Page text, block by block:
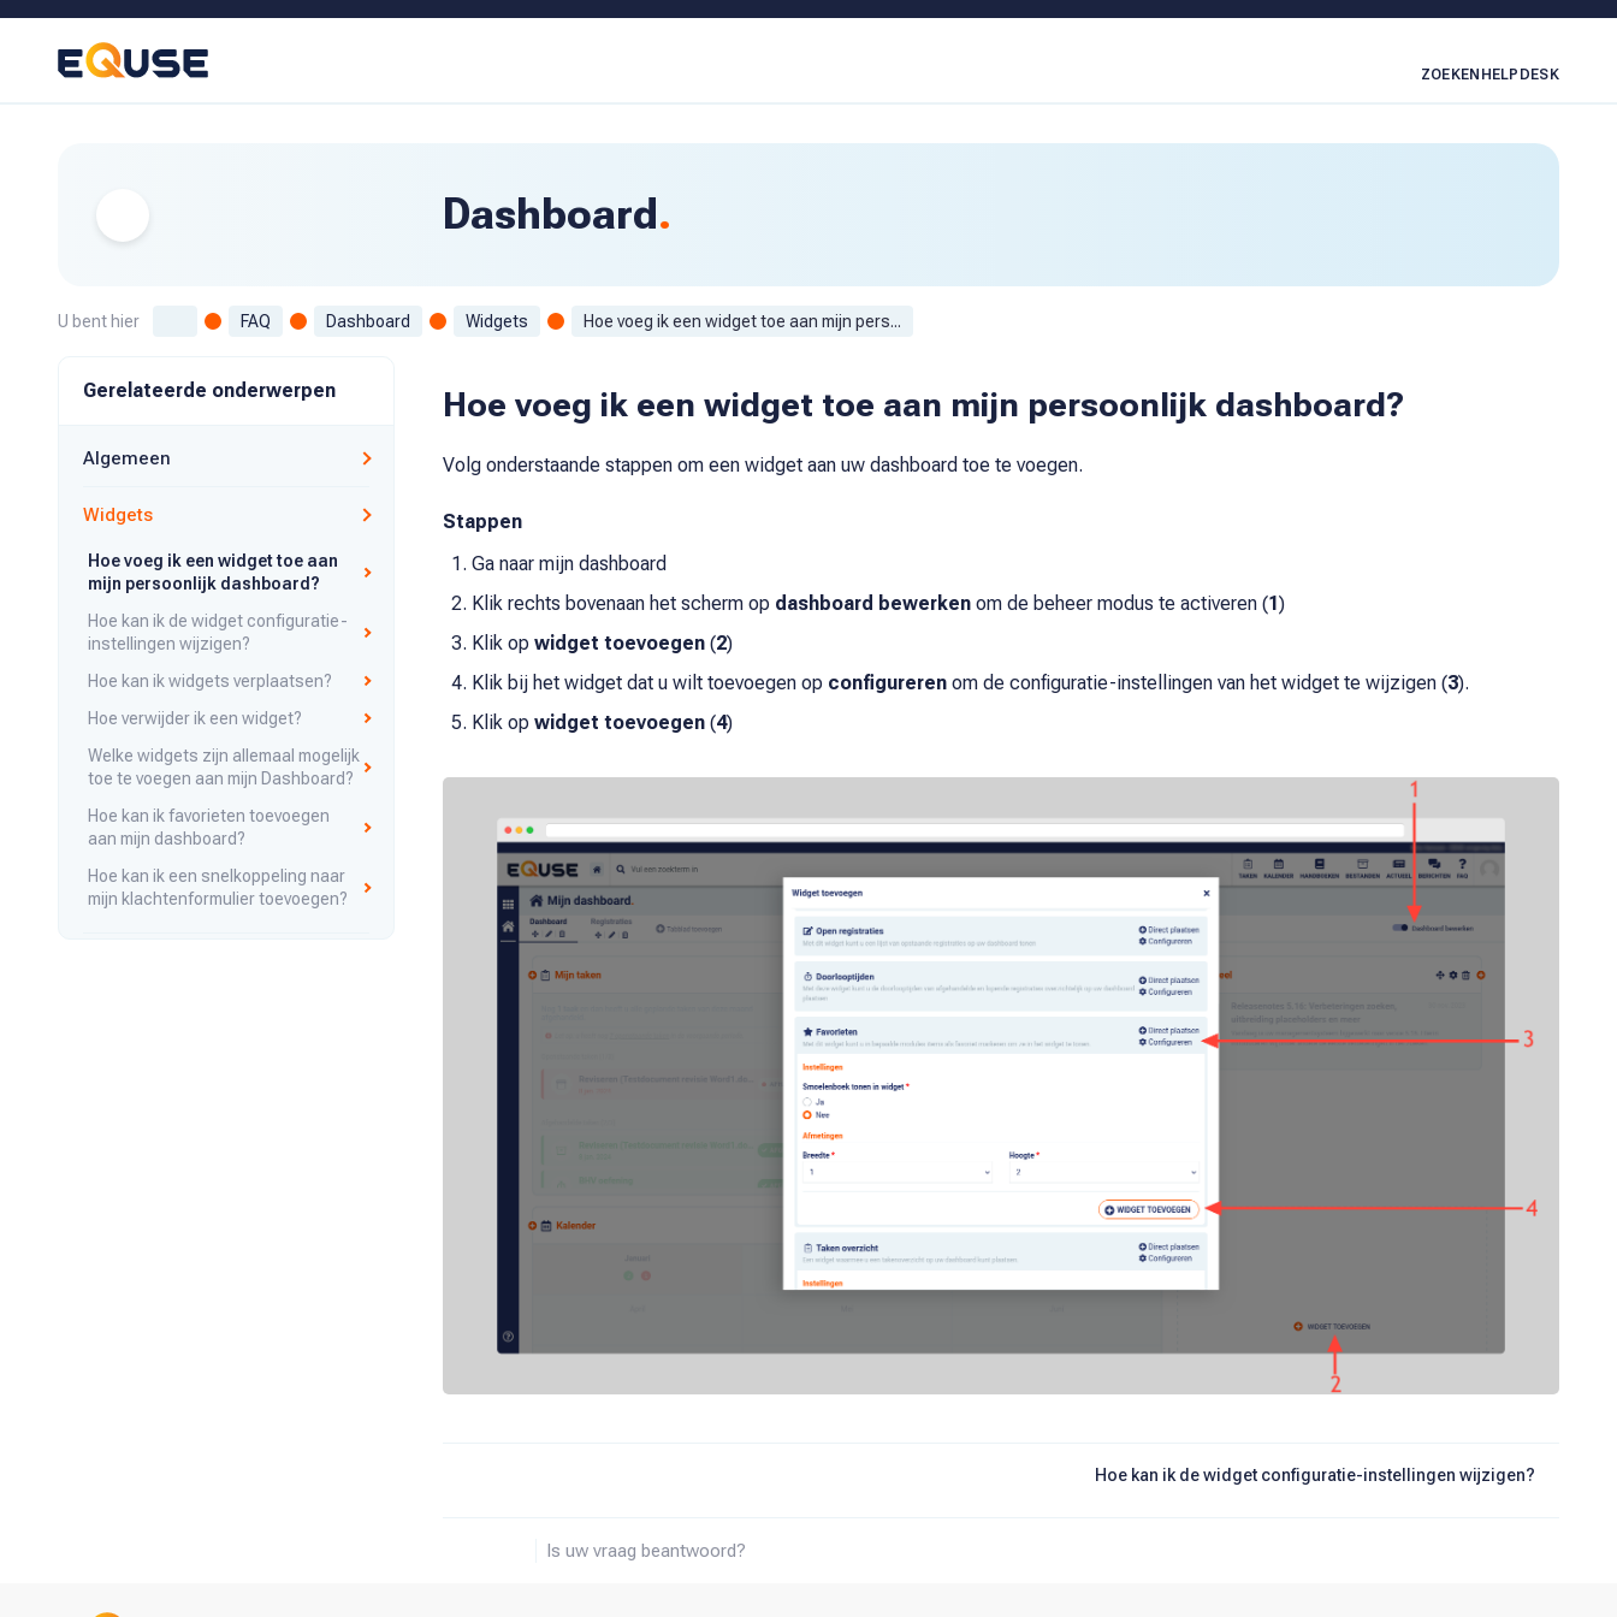
ZOEKEN HELPDESK
Dashboard
U bent hier FAQ Dashboard Widgets Hoe voeg ik een widget toe aan mijn pers...
Gerelateerde onderwerpen
Algemeen
Widgets
Hoe voeg ik een widget toe aan
mijn persoonlijk dashboard?
Hoe kan ik de widget configuratie-
instellingen wijzigen?
Hoe kan ik widgets verplaatsen?
Hoe verwijder ik een widget?
Welke widgets zijn allemaal mogelijk
toe te voegen aan mijn Dashboard?
Hoe kan ik favorieten toevoegen
aan mijn dashboard?
Hoe kan ik een snelkoppeling naar
mijn klachtenformulier toevoegen?
Hoe voeg ik een widget toe aan mijn persoonlijk dashboard?
Volg onderstaande stappen om een widget aan uw dashboard toe te voegen.
Stappen
Ga naar mijn dashboard
Klik rechts bovenaan het scherm op dashboard bewerken om de beheer modus te activeren (1)
Klik op widget toevoegen (2)
Klik bij het widget dat u wilt toevoegen op configureren om de configuratie-instellingen van het widget te wijzigen (3).
Klik op widget toevoegen (4)
Hoe kan ik de widget configuratie-instellingen wijzigen?
Is uw vraag beantwoord?